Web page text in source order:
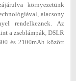
környezetünk
alacsony
rendelkeznek. Az
a zseblámpák, DSLR
és 2100mAh között